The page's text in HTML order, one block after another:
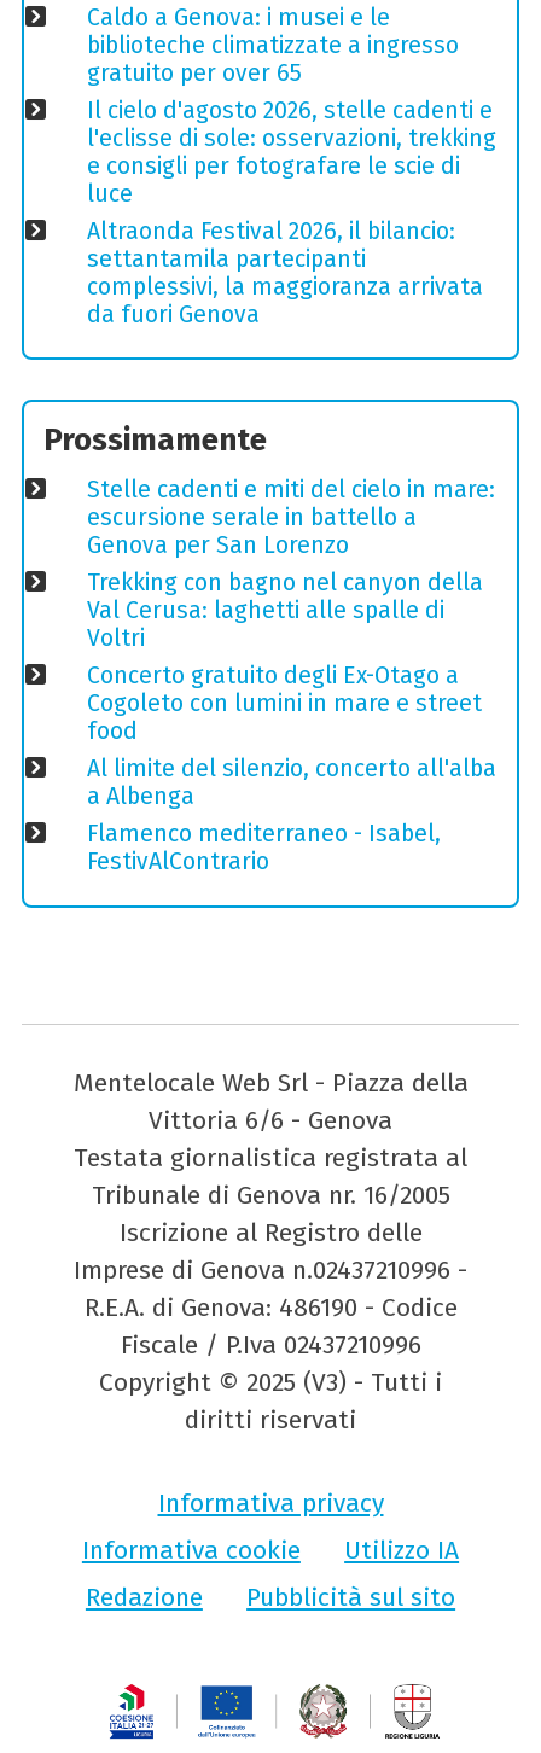
Caldo a Genova: i musei e le
biblioteche climatizzate a ingresso
gratuito per over 65
Il cielo d'agosto 2026, stelle cadenti e
l'eclisse di sole: osservazioni, trekking
e consigli per fotografare le scie di
luce
Altraonda Festival 2026, il bilancio:
settantamila partecipanti
complessivi, la maggioranza arrivata
da fuori Genova
Prossimamente
Stelle cadenti e miti del cielo in mare:
escursione serale in battello a
Genova per San Lorenzo
Trekking con bagno nel canyon della
Val Cerusa: laghetti alle spalle di
Voltri
Concerto gratuito degli Ex-Otago a
Cogoleto con lumini in mare e street
food
Al limite del silenzio, concerto all'alba
a Albenga
Flamenco mediterraneo - Isabel,
FestivAlContrario
Mentelocale Web Srl - Piazza della
Vittoria 6/6 - Genova
Testata giornalistica registrata al
Tribunale di Genova nr. 16/2005
Iscrizione al Registro delle
Imprese di Genova n.02437210996 -
R.E.A. di Genova: 486190 - Codice
Fiscale / P.Iva 02437210996
Copyright © 2025 (V3) - Tutti i
diritti riservati
Informativa privacy
Informativa cookie
Utilizzo IA
Redazione
Pubblicità sul sito